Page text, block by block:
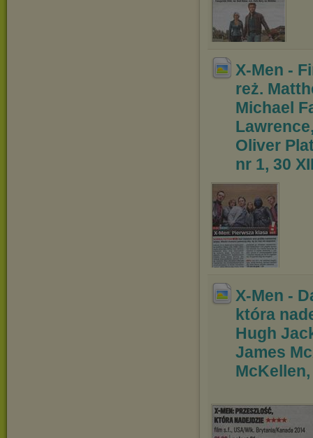
X-Men -
reż. Mat
Michael
Oliver P
nr 1, 30
X-Men -
która nad
Hugh
James
McKellen,